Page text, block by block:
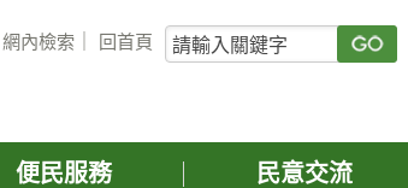
網內檢索 回首頁
關
鍵
詢
便民服務 民意交流